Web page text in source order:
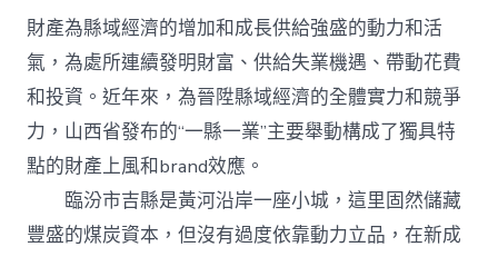
財
產
進
級
打
造
查
養
網
站
財產為縣域經濟的增加和成長供給強盛的動力和活
氣，為處所連續發明財富、供給失業機遇、帶動花費
和投資。近年來，為晉陞縣域經濟的全體實力和競爭
力，山西省發布的“一縣一業”主要舉動構成了獨具特
點的財產上風和brand效應。
臨汾市吉縣是黃河沿岸一座小城，這里固然儲藏
豐盛的煤炭資本，但沒有過度依靠動力立品，在新成